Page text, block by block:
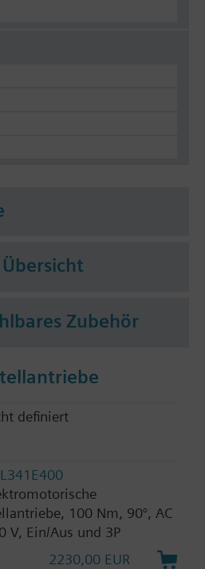
Zubehör
definiert
100 Nm, 90°, AC
V, Ein/Aus und 3P
2230,00 EUR